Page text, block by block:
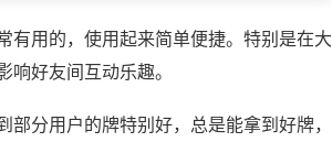
有用的，使用起来简单便捷。特别是在大
好友间互动乐趣。
分用户的牌特别好，总是能拿到好牌，